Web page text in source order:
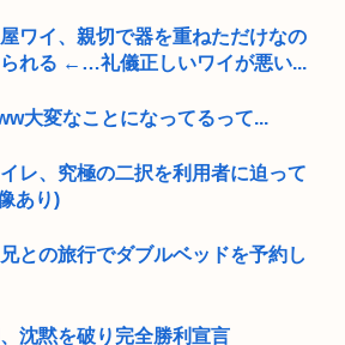
屋ワイ、親切で器を重ねただけなの
れる ←…礼儀正しいワイが悪い...
大変なことになってるって...
レ、究極の二択を利用者に迫って
あり)
との旅行でダブルベッドを予約し
沈黙を破り完全勝利宣言